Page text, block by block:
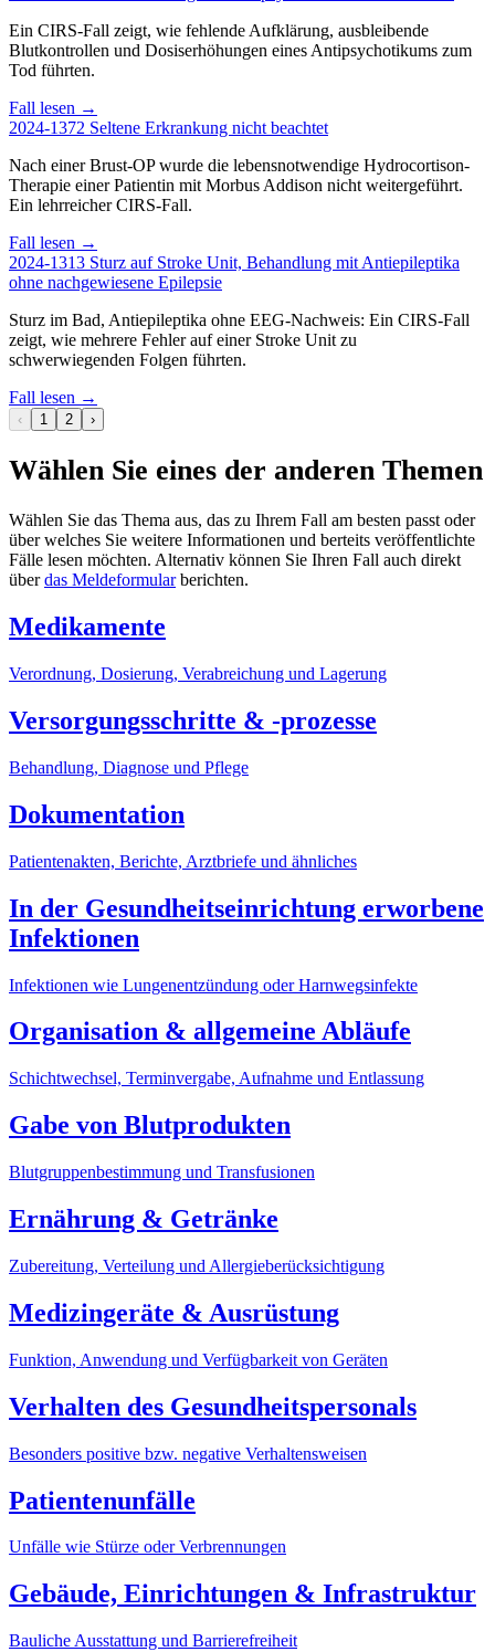
Ein CIRS-Fall zeigt, wie fehlende Aufklärung, ausbleibende
Blutkontrollen und Dosiserhöhungen eines Antipsychotikums zum
Tod führten.
Fall lesen →
2024-1372 Seltene Erkrankung nicht beachtet
Nach einer Brust-OP wurde die lebensnotwendige Hydrocortison-
Therapie einer Patientin mit Morbus Addison nicht weitergeführt.
Ein lehrreicher CIRS-Fall.
Fall lesen →
2024-1313 Sturz auf Stroke Unit, Behandlung mit Antiepileptika
ohne nachgewiesene Epilepsie
Sturz im Bad, Antiepileptika ohne EEG-Nachweis: Ein CIRS-Fall
zeigt, wie mehrere Fehler auf einer Stroke Unit zu
schwerwiegenden Folgen führten.
Fall lesen →
‹ 1 2 ›
Wählen Sie eines der anderen Themen
Wählen Sie das Thema aus, das zu Ihrem Fall am besten passt oder
über welches Sie weitere Informationen und berteits veröffentlichte
Fälle lesen möchten. Alternativ können Sie Ihren Fall auch direkt
überdas Meldeformularberichten.
Medikamente
Verordnung, Dosierung, Verabreichung und Lagerung
Versorgungsschritte & -prozesse
Behandlung, Diagnose und Pflege
Dokumentation
Patientenakten, Berichte, Arztbriefe und ähnliches
In der Gesundheitseinrichtung erworbene
Infektionen
Infektionen wie Lungenentzündung oder Harnwegsinfekte
Organisation & allgemeine Abläufe
Schichtwechsel, Terminvergabe, Aufnahme und Entlassung
Gabe von Blutprodukten
Blutgruppenbestimmung und Transfusionen
Ernährung & Getränke
Zubereitung, Verteilung und Allergieberücksichtigung
Medizingeräte & Ausrüstung
Funktion, Anwendung und Verfügbarkeit von Geräten
Verhalten des Gesundheitspersonals
Besonders positive bzw. negative Verhaltensweisen
Patientenunfälle
Unfälle wie Stürze oder Verbrennungen
Gebäude, Einrichtungen & Infrastruktur
Bauliche Ausstattung und Barrierefreiheit